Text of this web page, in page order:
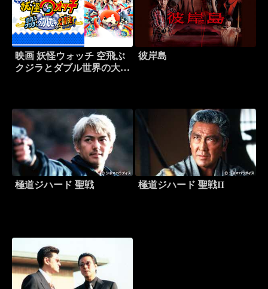
映画 妖怪ウォッチ 空飛ぶ
クジラとダブル世界の大冒
彼岸島
極道ジハード 聖戦 極道ジハード 聖戦II